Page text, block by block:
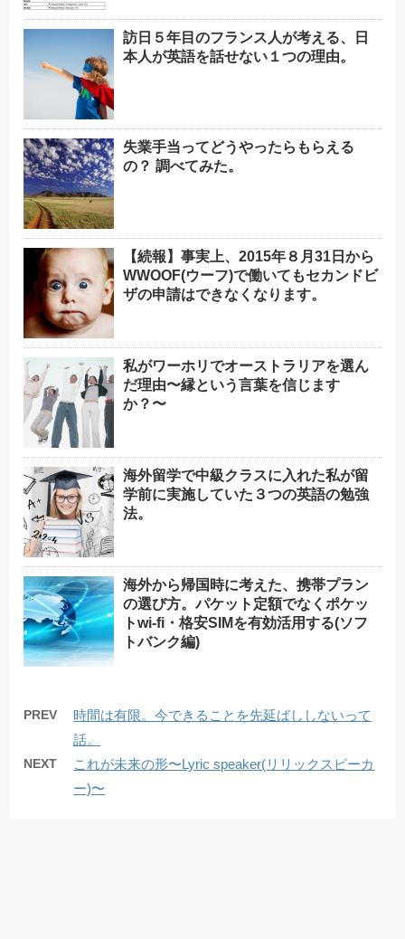
訪日５年目のフランス人が考える、日
本人が英語を話せない１つの理由。
失業手当ってどうやったらもらえる
の？ 調べてみた。
【続報】事実上、2015年８月31日から
WWOOF(ウーフ)で働いてもセカンドビ
ザの申請はできなくなります。
私がワーホリでオーストラリアを選ん
だ理由〜縁という言葉を信じます
か？〜
海外留学で中級クラスに入れた私が留
学前に実施していた３つの英語の勉強
法。
海外から帰国時に考えた、携帯プラン
の選び方。パケット定額でなくポケッ
トwi-fi・格安SIMを有効活用する(ソフ
トバンク編)
PREV
時間は有限。今できることを先延ばししないって
話。
NEXT
これが未来の形〜Lyric speaker(リリックスピーカ
ー)〜